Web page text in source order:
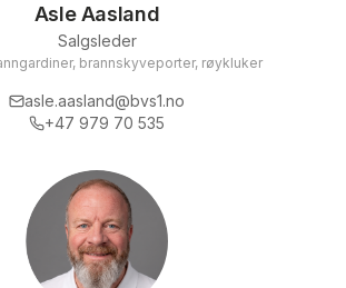
Asle Aasland
Salgsleder
brannskyveporter, røykluker
asle.aasland@bvs1.no
+47 979 70 535